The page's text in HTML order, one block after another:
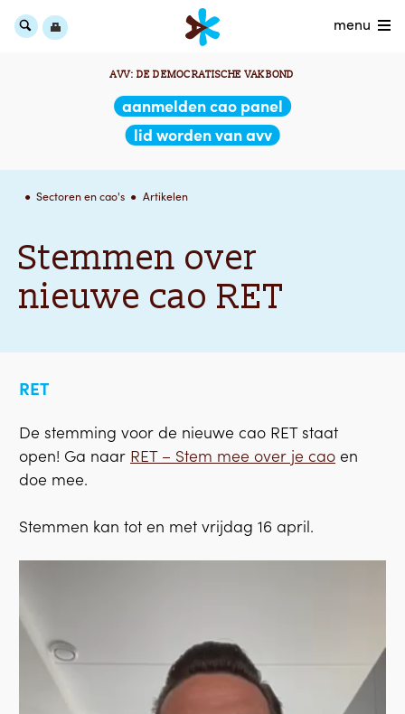
aanmelden cao panel
lid worden van avv
menu
AVV: DE DEMOCRATISCHE VAKBOND
Sectoren en cao's Artikelen
Stemmen over
nieuwe cao RET
RET
De stemming voor de nieuwe cao RET staat
open! Ga naar RET – Stem mee over je cao en
doe mee.
Stemmen kan tot en met vrijdag 16 april.